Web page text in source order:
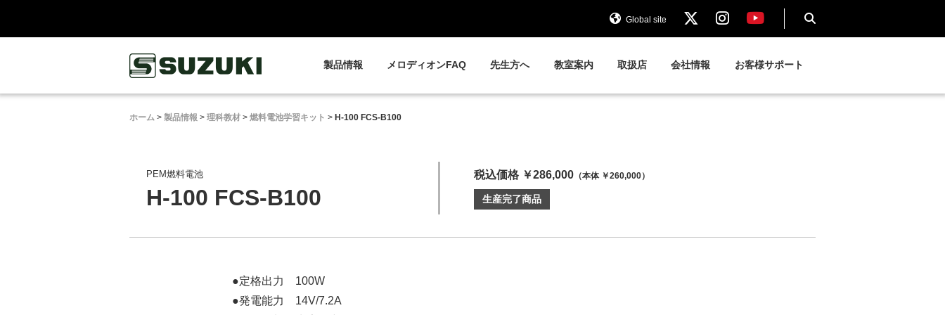
Global site
製品情報 メロディオンFAQ 先生方へ 教室案内 取扱店 会社情報 お客様サポート
ホーム > 製品情報 > 理科教材 > 燃料電池学習キット > H-100 FCS-B100
PEM燃料電池
H-100 FCS-B100
税込価格 ￥286,000 （本体 ￥260,000）
生産完了商品
●定格出力 100W
●発電能力 14V/7.2A